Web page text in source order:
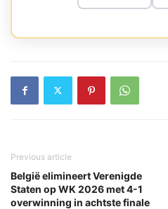
Previous article
België elimineert Verenigde
Staten op WK 2026 met 4-1
overwinning in achtste finale